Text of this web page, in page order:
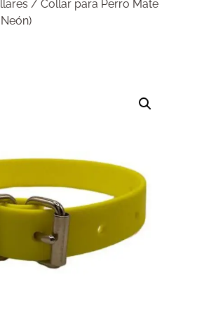
/ Collar para Perro Mate